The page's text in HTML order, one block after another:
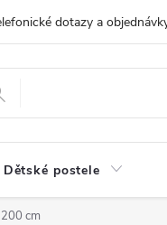
515
Obchodní podmínky
Dětské postele
cm